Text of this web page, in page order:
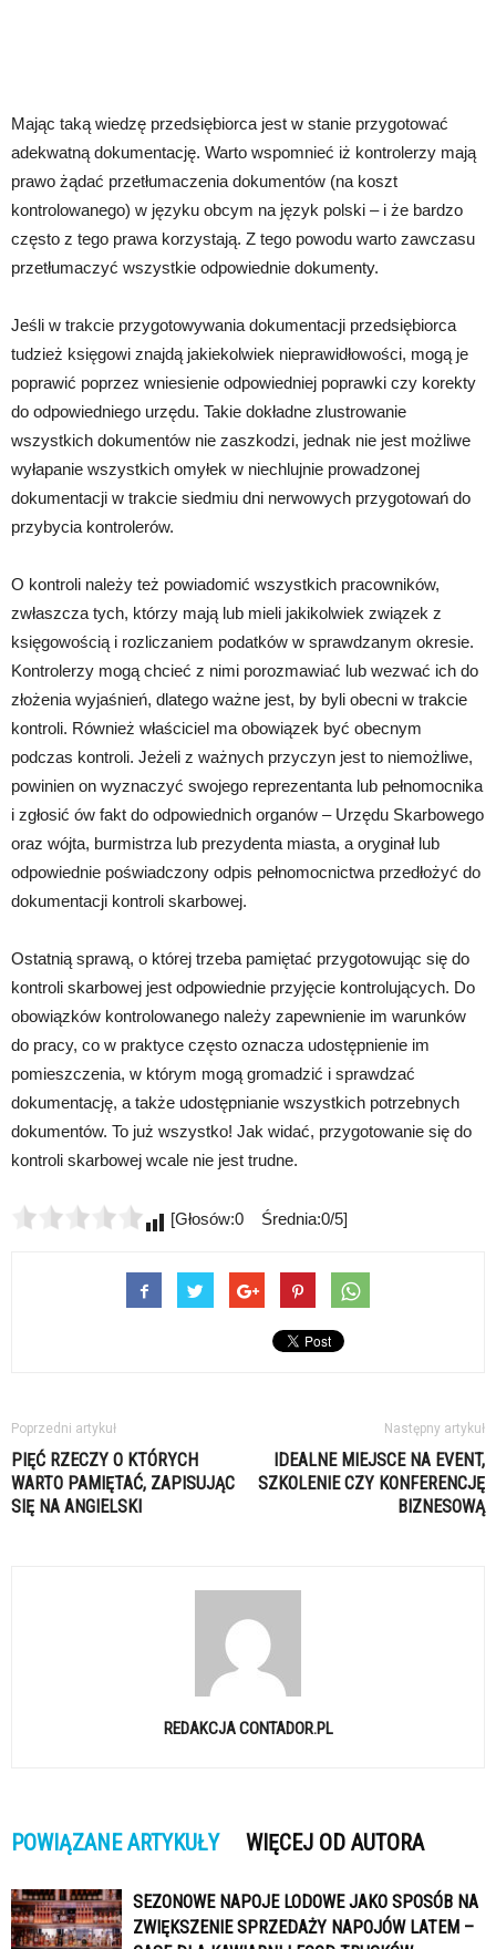
Mając taką wiedzę przedsiębiorca jest w stanie przygotować
adekwatną dokumentację. Warto wspomnieć iż kontrolerzy mają
prawo żądać przetłumaczenia dokumentów (na koszt
kontrolowanego) w języku obcym na język polski – i że bardzo
często z tego prawa korzystają. Z tego powodu warto zawczasu
przetłumaczyć wszystkie odpowiednie dokumenty.
Jeśli w trakcie przygotowywania dokumentacji przedsiębiorca
tudzież księgowi znajdą jakiekolwiek nieprawidłowości, mogą je
poprawić poprzez wniesienie odpowiedniej poprawki czy korekty
do odpowiedniego urzędu. Takie dokładne zlustrowanie
wszystkich dokumentów nie zaszkodzi, jednak nie jest możliwe
wyłapanie wszystkich omyłek w niechlujnie prowadzonej
dokumentacji w trakcie siedmiu dni nerwowych przygotowań do
przybycia kontrolerów.
O kontroli należy też powiadomić wszystkich pracowników,
zwłaszcza tych, którzy mają lub mieli jakikolwiek związek z
księgowością i rozliczaniem podatków w sprawdzanym okresie.
Kontrolerzy mogą chcieć z nimi porozmawiać lub wezwać ich do
złożenia wyjaśnień, dlatego ważne jest, by byli obecni w trakcie
kontroli. Również właściciel ma obowiązek być obecnym
podczas kontroli. Jeżeli z ważnych przyczyn jest to niemożliwe,
powinien on wyznaczyć swojego reprezentanta lub pełnomocnika
i zgłosić ów fakt do odpowiednich organów – Urzędu Skarbowego
oraz wójta, burmistrza lub prezydenta miasta, a oryginał lub
odpowiednie poświadczony odpis pełnomocnictwa przedłożyć do
dokumentacji kontroli skarbowej.
Ostatnią sprawą, o której trzeba pamiętać przygotowując się do
kontroli skarbowej jest odpowiednie przyjęcie kontrolujących. Do
obowiązków kontrolowanego należy zapewnienie im warunków
do pracy, co w praktyce często oznacza udostępnienie im
pomieszczenia, w którym mogą gromadzić i sprawdzać
dokumentację, a także udostępnianie wszystkich potrzebnych
dokumentów. To już wszystko! Jak widać, przygotowanie się do
kontroli skarbowej wcale nie jest trudne.
[Głosów:0 Średnia:0/5]
Poprzedni artykuł
PIĘĆ RZECZY O KTÓRYCH
WARTO PAMIĘTAĆ, ZAPISUJĄC
SIĘ NA ANGIELSKI
Następny artykuł
IDEALNE MIEJSCE NA EVENT,
SZKOLENIE CZY KONFERENCJĘ
BIZNESOWĄ
REDAKCJA CONTADOR.PL
POWIĄZANE ARTYKUŁY WIĘCEJ OD AUTORA
SEZONOWE NAPOJE LODOWE JAKO SPOSÓB NA
ZWIĘKSZENIE SPRZEDAŻY NAPOJÓW LATEM –